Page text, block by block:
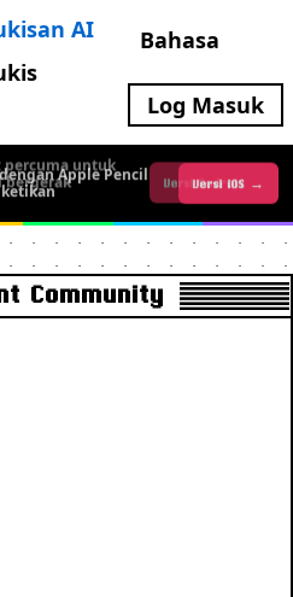
AI
Bahasa
Log Masuk
percuma untuk
bergerak
Versi Android →
Apple Pencil
Versi iOS →
Community